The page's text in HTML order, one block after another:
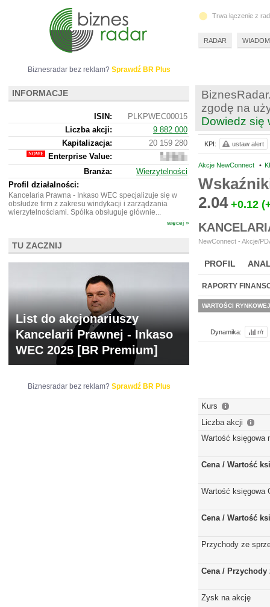
zgodę na
Dowiedz się
Akcje NewConnect •
2.04 +0.12
NewConnect - Akcje/
PROFIL
BR LAB
RAPORTY
WARTOŚCI RYNKOWEJ
Dynamika: r/r
Kurs
Liczba akcji
Wartość księgowa
Cena / Wartość
Wartość księgowa
Cena / Wartość
Przychody ze
Cena / Przychody
Zysk na akcję
KPI: ustaw alert
Biznesradar bez reklam? Sprawdź BR Plus
INFORMACJE
ISIN:
PLKPWEC00015
Liczba akcji:
9 882 000
Kapitalizacja:
20 159 280
Enterprise Value:
58
442
280
Branża:
Wierzytelności
Profil działalności:
Kancelaria Prawna - Inkaso WEC specjalizuje się w
obsłudze firm z zakresu windykacji i zarządzania
wierzytelnościami. Spółka obsługuje głównie...
więcej »
TU ZACZNIJ
List do akcjonariuszy
Kancelarii Prawnej - Inkaso
WEC 2025 [BR Premium]
Biznesradar bez reklam? Sprawdź BR Plus
Trwa łączenie z
RADAR